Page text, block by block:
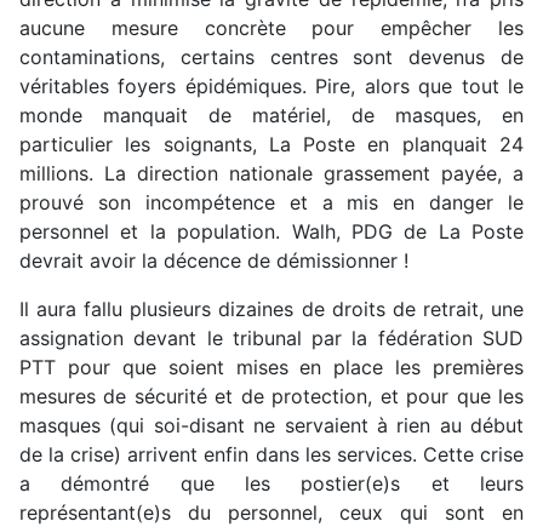
aucune mesure concrète pour empêcher les
contaminations, certains centres sont devenus de
véritables foyers épidémiques. Pire, alors que tout le
monde manquait de matériel, de masques, en
particulier les soignants, La Poste en planquait 24
millions. La direction nationale grassement payée, a
prouvé son incompétence et a mis en danger le
personnel et la population. Walh, PDG de La Poste
devrait avoir la décence de démissionner !
Il aura fallu plusieurs dizaines de droits de retrait, une
assignation devant le tribunal par la fédération SUD
PTT pour que soient mises en place les premières
mesures de sécurité et de protection, et pour que les
masques (qui soi-disant ne servaient à rien au début
de la crise) arrivent enfin dans les services. Cette crise
a démontré que les postier(e)s et leurs
représentant(e)s du personnel, ceux qui sont en